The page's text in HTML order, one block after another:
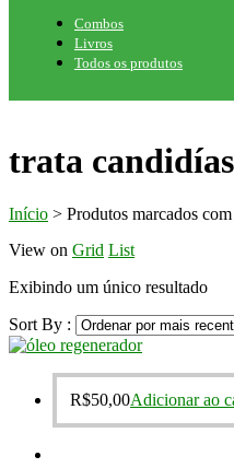
Combos
Livros
Todos os produtos
trata
Início > Produtos marcados
View on Grid List
Exibindo um único resultado
Sort By :
R$50,00Adicionar ao